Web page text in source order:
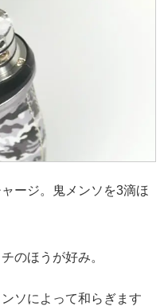
ージ。鬼メンソを3滴ほ
のほうが好み。
ソによって和らぎます